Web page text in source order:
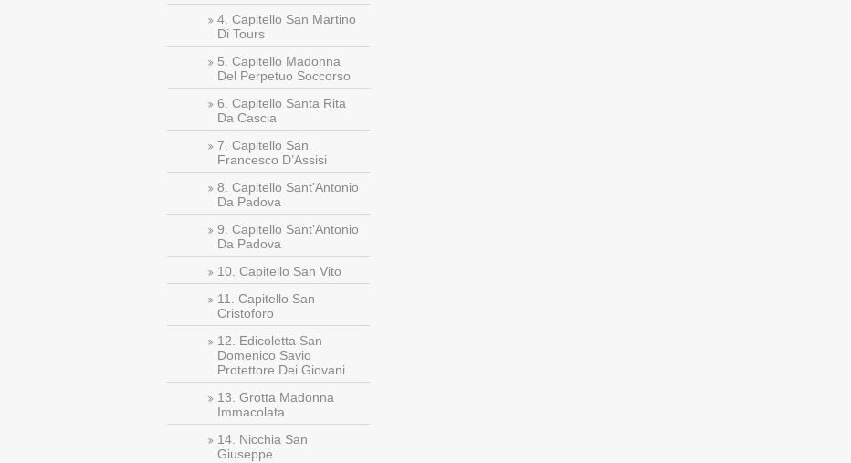
4. Capitello San Martino
Di Tours
5. Capitello Madonna
Del Perpetuo Soccorso
6. Capitello Santa Rita
Da Cascia
7. Capitello San
Francesco D’Assisi
8. Capitello Sant’Antonio
Da Padova
9. Capitello Sant’Antonio
Da Padova
10. Capitello San Vito
11. Capitello San
Cristoforo
12. Edicoletta San
Domenico Savio
Protettore Dei Giovani
13. Grotta Madonna
Immacolata
14. Nicchia San
Giuseppe